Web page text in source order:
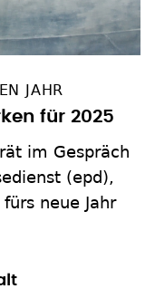
JAHR
für 2025
im Gespräch
(epd),
neue Jahr